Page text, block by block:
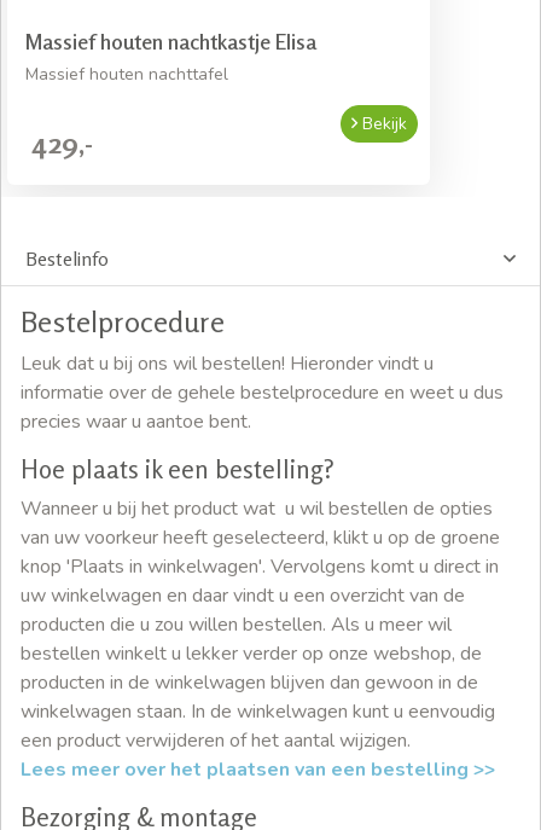
Massief houten nachtkastje Elisa
Massief houten nachttafel
429,-
Bekijk
Bestelinfo
Bestelprocedure
Leuk dat u bij ons wil bestellen! Hieronder vindt u
informatie over de gehele bestelprocedure en weet u dus
precies waar u aantoe bent.
Hoe plaats ik een bestelling?
Wanneer u bij het product wat u wil bestellen de opties
van uw voorkeur heeft geselecteerd, klikt u op de groene
knop 'Plaats in winkelwagen'. Vervolgens komt u direct in
uw winkelwagen en daar vindt u een overzicht van de
producten die u zou willen bestellen. Als u meer wil
bestellen winkelt u lekker verder op onze webshop, de
producten in de winkelwagen blijven dan gewoon in de
winkelwagen staan. In de winkelwagen kunt u eenvoudig
een product verwijderen of het aantal wijzigen.
Lees meer over het plaatsen van een bestelling >>
Bezorging & montage